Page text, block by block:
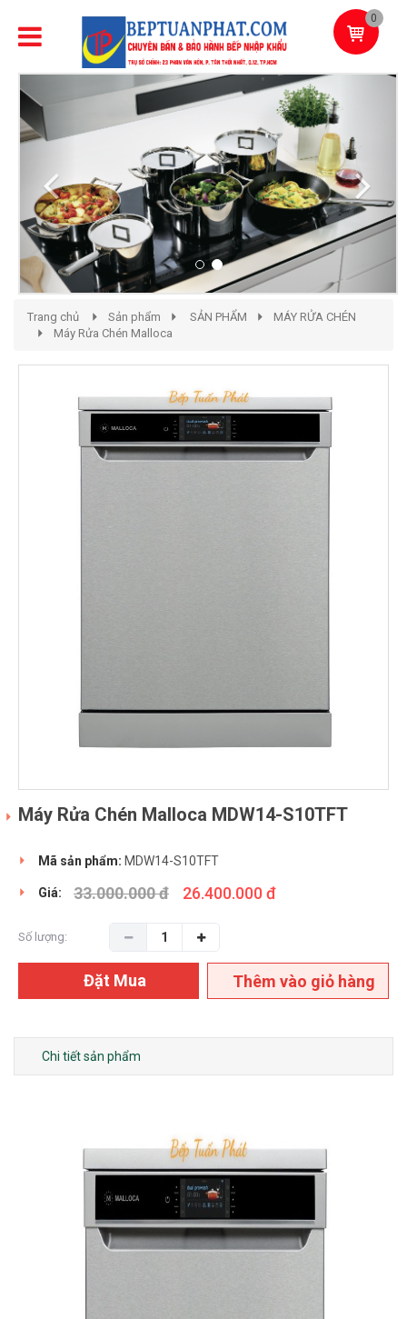
0
Previous
Trang chủ Sản phẩm SẢN PHẨM
MÁY RỬA CHÉN
Máy Rửa Chén Malloca
Máy Rửa Chén Malloca MDW14-S10TFT
Mã sản phẩm: MDW14-S10TFT
Giá: 33.000.000 đ 26.400.000 đ
Số lượng:
Đặt Mua Thêm vào giỏ hàng
Chi tiết sản phẩm